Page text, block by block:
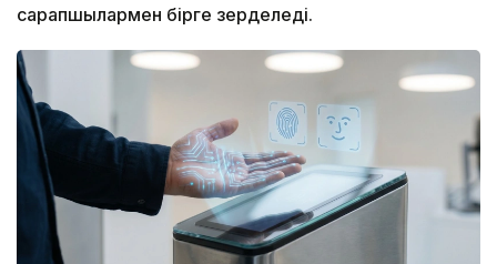
сарапшылармен бірге зерделеді.